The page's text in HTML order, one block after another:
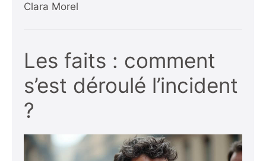
Clara Morel
Les faits : comment
s’est déroulé l’incident
?